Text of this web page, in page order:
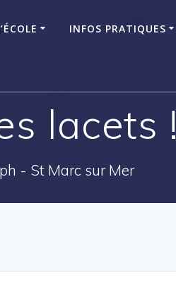
INFOS PRATIQUES
lacets !
- St Marc sur Mer